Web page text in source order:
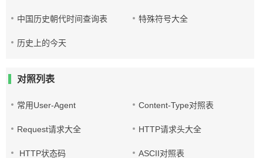
中国历史朝代时间查询表 特殊符号大全
历史上的今天
对照列表
常用User-Agent Content-Type对照表
Request请求大全 HTTP请求头大全
HTTP状态码 ASCII对照表